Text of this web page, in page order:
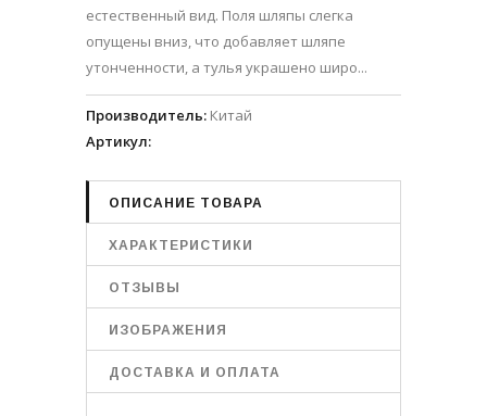
естественный вид. Поля шляпы слегка
опущены вниз, что добавляет шляпе
утонченности, а тулья украшено широ...
Производитель: Китай
Артикул:
ОПИСАНИЕ ТОВАРА
ХАРАКТЕРИСТИКИ
ОТЗЫВЫ
ИЗОБРАЖЕНИЯ
ДОСТАВКА И ОПЛАТА